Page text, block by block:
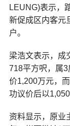
LEUNG)表示，
新促成区内客元
户。
梁浩文表示，成
718平方呎，属
价1,200万元，
功议价后以
资料显示，原业